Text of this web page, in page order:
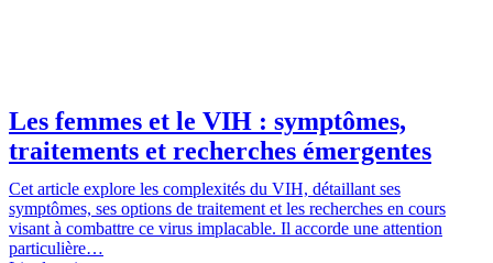
Les femmes et le VIH : symptômes,
traitements et recherches émergentes
Cet article explore les complexités du VIH, détaillant ses
symptômes, ses options de traitement et les recherches en cours
visant à combattre ce virus implacable. Il accorde une attention
particulière…